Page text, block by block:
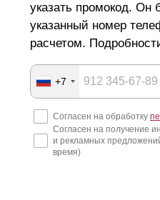
указать промокод. Он
указанный номер
расчетом.
+7
Согласен на обработку
Согласен на получение
и рекламных
время)